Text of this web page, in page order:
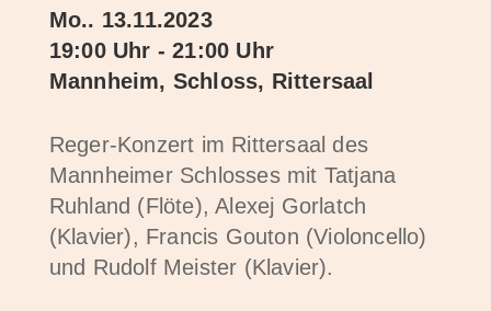
Mo.. 13.11.2023
19:00 Uhr - 21:00 Uhr
Mannheim, Schloss, Rittersaal
Reger-Konzert im Rittersaal des
Mannheimer Schlosses mit Tatjana
Ruhland (Flöte), Alexej Gorlatch
(Klavier), Francis Gouton (Violoncello)
und Rudolf Meister (Klavier).